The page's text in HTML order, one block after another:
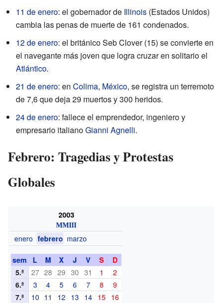
11 de enero: el gobernador de Illinois (Estados Unidos)
cambia las penas de muerte de 161 condenados.
12 de enero: el británico Seb Clover (15) se convierte en
el navegante más joven que logra cruzar en solitario el
Atlántico.
21 de enero: en Colima, México, se registra un terremoto
de 7,6 que deja 29 muertos y 300 heridos.
24 de enero: fallece el emprendedor, ingeniero y
empresario italianoGianni Agnelli.
Febrero: Tragedias y Protestas
Globales
2003
MMIII
enero febrero marzo
sem L M X J V S
D
5.ª
27 28 29 30 31 1 2
6.ª 3 4 5 6 7 8 9
7.ª 10 11 12 13 14 15 16